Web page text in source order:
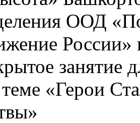
ООД
России»
занятие
«Герои